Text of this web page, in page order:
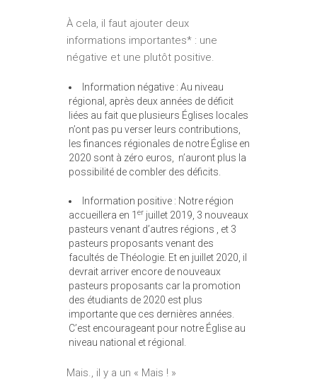
À cela, il faut ajouter deux
informations importantes* : une
négative et une plutôt positive.
Information négative : Au niveau
régional, après deux années de déficit
liées au fait que plusieurs Églises locales
n’ont pas pu verser leurs contributions,
les finances régionales de notre Église en
2020 sont à zéro euros, n’auront plus la
possibilité de combler des déficits.
Information positive : Notre région
accueillera en 1 er juillet 2019, 3 nouveaux
pasteurs venant d’autres régions , et 3
pasteurs proposants venant des
facultés de Théologie. Et en juillet 2020, il
devrait arriver encore de nouveaux
pasteurs proposants car la promotion
des étudiants de 2020 est plus
importante que ces dernières années.
C’est encourageant pour notre Église au
niveau national et régional.
Mais., il y a un « Mais ! »